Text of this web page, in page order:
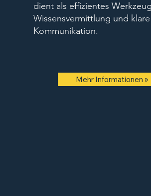
dient als effizientes
Wissensvermittlung und klare
Kommunikation.
Mehr Informationen »